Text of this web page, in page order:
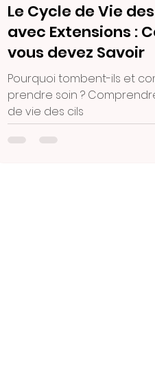
Le Cycle de Vie
avec Extensions :
vous devez Savoir
Pourquoi tombent-ils et
prendre soin ?
de vie des cils